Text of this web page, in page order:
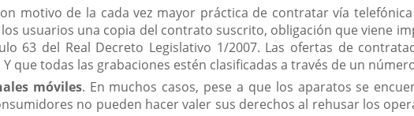
motivo de la cada vez mayor práctica de contratar vía
usuarios una copia del contrato suscrito, obligación que viene
63 del Real Decreto Legislativo 1/2007. Las ofertas de
que todas las grabaciones estén clasificadas a través de un
móviles. En muchos casos, pese a que los aparatos se
no pueden hacer valer sus derechos al rehusar los